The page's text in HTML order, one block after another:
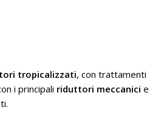
tropicalizzati, con trattamenti
i principali riduttori meccanici e